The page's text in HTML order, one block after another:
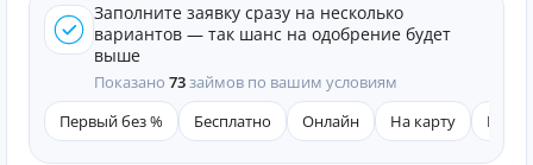
Заполните заявку сразу на несколько
вариантов — так шанс на одобрение будет
выше
Показано 73займов по вашим условиям
Первый без %
Бесплатно Онлайн На карту